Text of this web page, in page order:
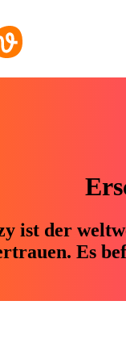
ist der
Es